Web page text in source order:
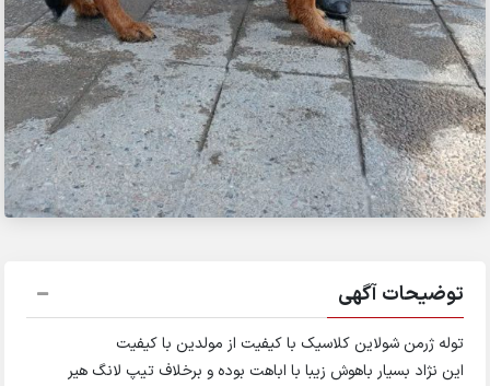
توضیحات آگهی
توله ژرمن شولاین کلاسیک با کیفیت از مولدین با کیفیت
این نژاد بسیار باهوش زیبا با اباهت بوده و برخلاف تیپ لانگ هیر